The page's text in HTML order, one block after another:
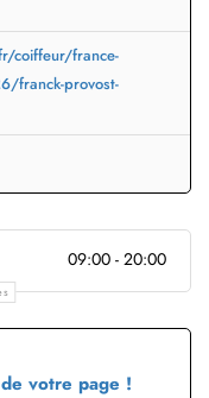
coiffeur/france-
franck-provost-
09:00 - 20:00
votre page !